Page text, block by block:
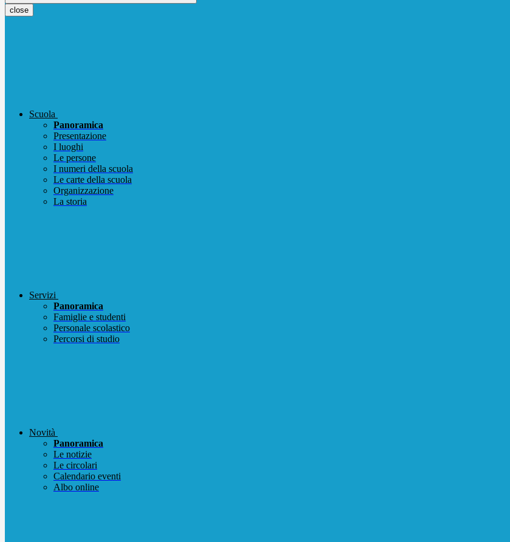
close
Scuola
Panoramica
Presentazione
I luoghi
Le persone
I numeri della scuola
Le carte della scuola
Organizzazione
La storia
Servizi
Panoramica
Famiglie e studenti
Personale scolastico
Percorsi di studio
Novità
Panoramica
Le notizie
Le circolari
Calendario eventi
Albo online